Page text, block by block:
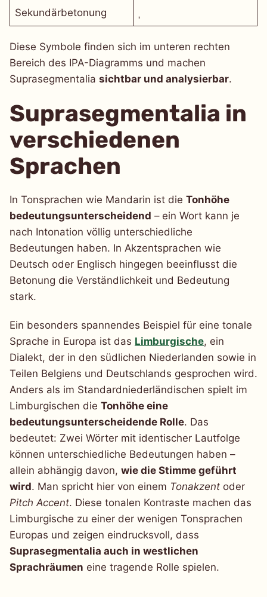
Sekundärbetonung
Diese Symbole finden sich im unteren rechten
Bereich des IPA-Diagramms und machen
Suprasegmentalia sichtbar und analysierbar.
Suprasegmentalia in
verschiedenen
Sprachen
In Tonsprachen wie Mandarin ist die Tonhöhe
bedeutungsunterscheidend – ein Wort kann je
nach Intonation völlig unterschiedliche
Bedeutungen haben. In Akzentsprachen wie
Deutsch oder Englisch hingegen beeinflusst die
Betonung die Verständlichkeit und Bedeutung
stark.
Ein besonders spannendes Beispiel für eine tonale
Sprache in Europa ist das Limburgische, ein
Dialekt, der in den südlichen Niederlanden sowie in
Teilen Belgiens und Deutschlands gesprochen wird.
Anders als im Standardniederländischen spielt im
Limburgischen die Tonhöhe eine
bedeutungsunterscheidende Rolle. Das
bedeutet: Zwei Wörter mit identischer Lautfolge
können unterschiedliche Bedeutungen haben –
allein abhängig davon, wie die Stimme geführt
wird. Man spricht hier von einem Tonakzent oder
Pitch Accent. Diese tonalen Kontraste machen das
Limburgische zu einer der wenigen Tonsprachen
Europas und zeigen eindrucksvoll, dass
Suprasegmentalia auch in westlichen
Sprachräumen eine tragende Rolle spielen.